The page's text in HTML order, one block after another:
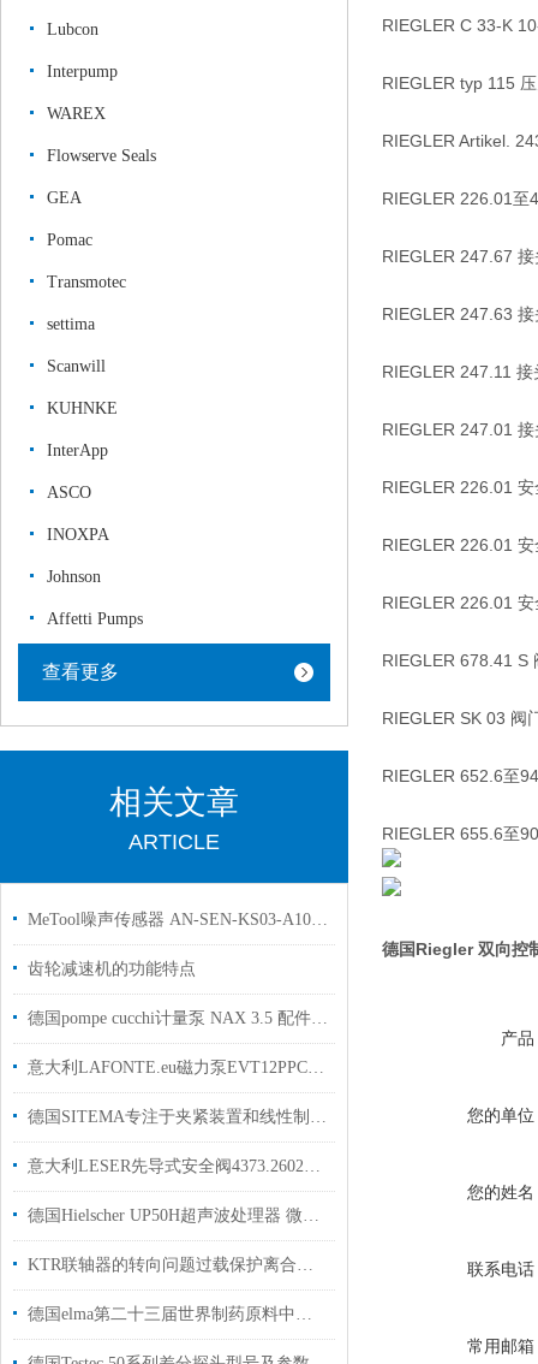
Lubcon
Interpump
WAREX
Flowserve Seals
GEA
Pomac
Transmotec
settima
Scanwill
KUHNKE
InterApp
ASCO
INOXPA
Johnson
Affetti Pumps
查看更多
相关文章
ARTICLE
MeTool噪声传感器 AN-SEN-KS03-A10高精度声学测量设备
齿轮减速机的功能特点
德国pompe cucchi计量泵 NAX 3.5 配件工厂库存现货
意大利LAFONTE.eu磁力泵EVT12PPCGEBA 用船上使用
德国SITEMA专注于夹紧装置和线性制动器
意大利LESER先导式安全阀4373.2602用于化工行业使用现货
德国Hielscher UP50H超声波处理器 微量样品精密处理利器
KTR联轴器的转向问题过载保护离合时间
德国elma第二十三届世界制药原料中国展参展信息
RIEGLER C 33-K
RIEGLER typ 115
RIEGLER Artikel.
RIEGLER 226.01至
RIEGLER 247.67 接
RIEGLER 247.63 接
RIEGLER 247.11 接
RIEGLER 247.01 接
RIEGLER 226.01 安
RIEGLER 226.01 安
RIEGLER 226.01 安
RIEGLER 678.41 S
RIEGLER SK 03 阀
RIEGLER 652.6至
RIEGLER 655.6至
德国Riegler 双向控
产品
您的单位
您的姓名
联系电话
常用邮箱